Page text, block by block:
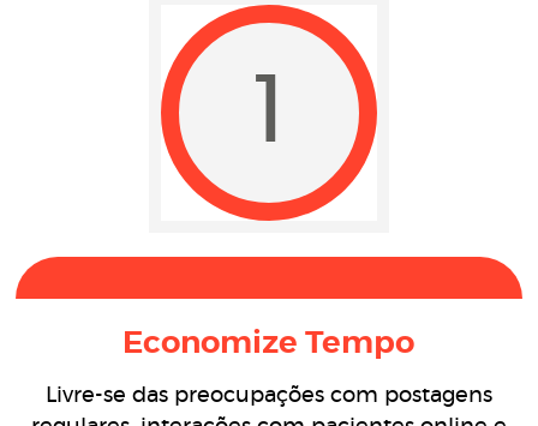
1
Economize Tempo
Livre-se das preocupações com postagens